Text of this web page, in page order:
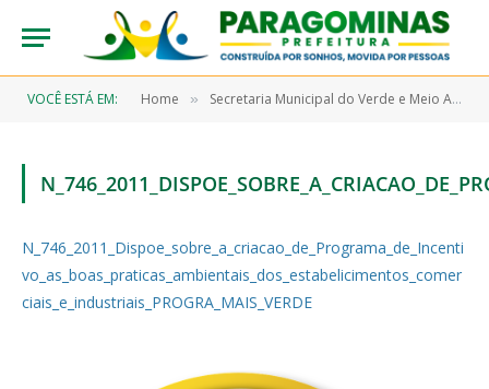
VOCÊ ESTÁ EM: Home » Secretaria Municipal do Verde e Meio Ambiente – SEMMA
N_746_2011_Dispoe_sobre_a_criacao_de_Programa_de_Incenti
vo_as_boas_praticas_ambientais_dos_estabelicimentos_comer
ciais_e_industriais_PROGRA_MAIS_VERDE